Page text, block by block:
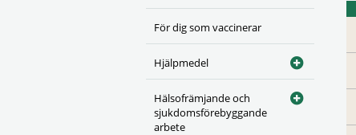
För dig som vaccinerar
Hjälpmedel
Hälsofrämjande och
sjukdomsförebyggande
arbete